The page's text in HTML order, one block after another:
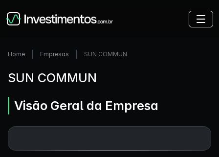
Home Empresas SUN COMMUN
SUN COMMUN
Visão Geral da Empresa